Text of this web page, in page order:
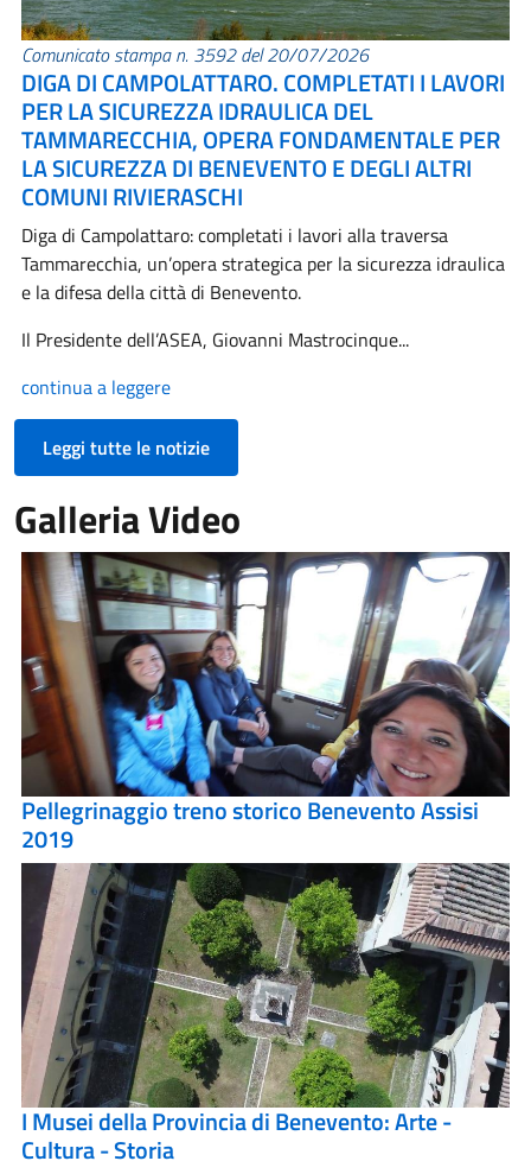
Comunicato stampa n. 3592 del 20/07/2026
DIGA DI CAMPOLATTARO. COMPLETATI I LAVORI
PER LA SICUREZZA IDRAULICA DEL
TAMMARECCHIA, OPERA FONDAMENTALE PER
LA SICUREZZA DI BENEVENTO E DEGLI ALTRI
COMUNI RIVIERASCHI
Diga di Campolattaro: completati i lavori alla traversa
Tammarecchia, un’opera strategica per la sicurezza idraulica
e la difesa della città di Benevento.
Il Presidente dell’ASEA, Giovanni Mastrocinque...
continua a leggere
Leggi tutte le notizie
Galleria Video
Pellegrinaggio treno storico Benevento Assisi
2019
I Musei della Provincia di Benevento: Arte -
Cultura - Storia